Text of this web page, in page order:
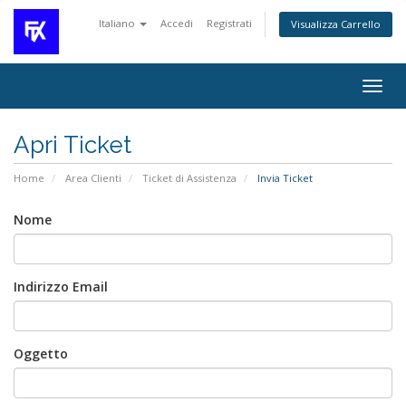
Italiano Accedi Registrati Visualizza Carrello
Apri Ticket
Home Area Clienti Ticket di Assistenza Invia Ticket
Nome
Indirizzo Email
Oggetto